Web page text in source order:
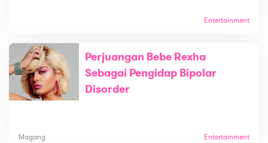
Entertainment
Perjuangan Bebe Rexha
Sebagai Pengidap Bipolar
Disorder
Magang Entertainment